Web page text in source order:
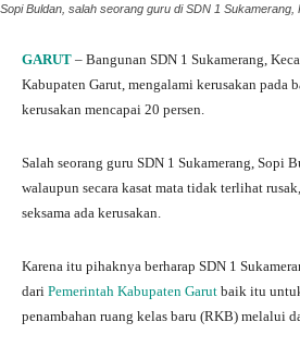
Sopi Buldan, salah seorang guru di SDN 1 Sukamerang,
GARUT – Bangunan SDN 1 Sukamerang,
Kabupaten Garut, mengalami kerusakan pada
kerusakan mencapai 20 persen.
Salah seorang guru SDN 1 Sukamerang, Sopi
walaupun secara kasat mata tidak terlihat
seksama ada kerusakan.
Karena itu pihaknya berharap SDN 1
dari Pemerintah Kabupaten Garut baik itu
penambahan ruang kelas baru (RKB) melalui